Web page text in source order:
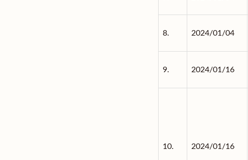
8. 2024/01/04
9. 2024/01/16
10. 2024/01/16